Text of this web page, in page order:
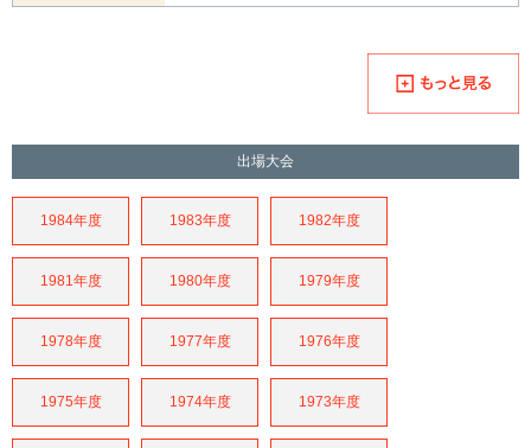
出場大会
1984年度 1983年度 1982年度
1981年度 1980年度 1979年度
1978年度 1977年度 1976年度
1975年度 1974年度 1973年度